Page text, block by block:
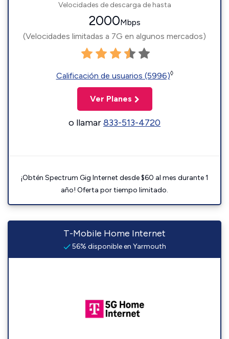
Velocidades de descarga de hasta
2000Mbps
(Velocidades limitadas a 7G en algunos mercados)
Calificación de usuarios (5996)◊
Ver Planes
o llamar833-513-4720
¡Obtén Spectrum Gig Internet desde $60 al mes durante 1
año! Oferta por tiempo limitado.
T-Mobile Home Internet
56% disponible en Yarmouth